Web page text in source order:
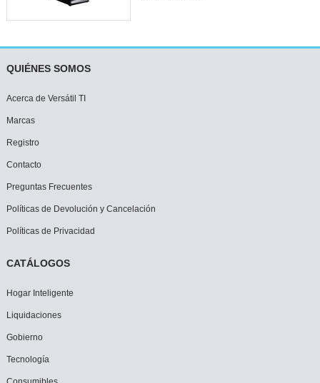
QUIÉNES SOMOS
Acerca de Versátil TI
Marcas
Registro
Contacto
Preguntas Frecuentes
Políticas de Devolución y Cancelación
Políticas de Privacidad
CATÁLOGOS
Hogar Inteligente
Liquidaciones
Gobierno
Tecnología